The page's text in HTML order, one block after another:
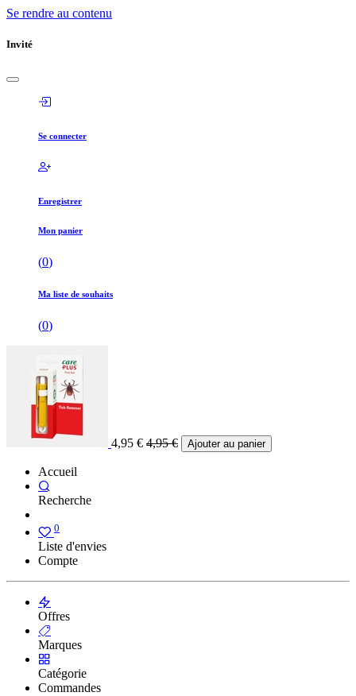
Se rendre au contenu
Invité
Se connecter
Enregistrer
Mon panier
(0)
Ma liste de souhaits
(0)
4,95 € 4,95€ Ajouter au panier
Accueil
Recherche
0
Liste d'envies
Compte
Offres
Marques
Catégorie
Commandes